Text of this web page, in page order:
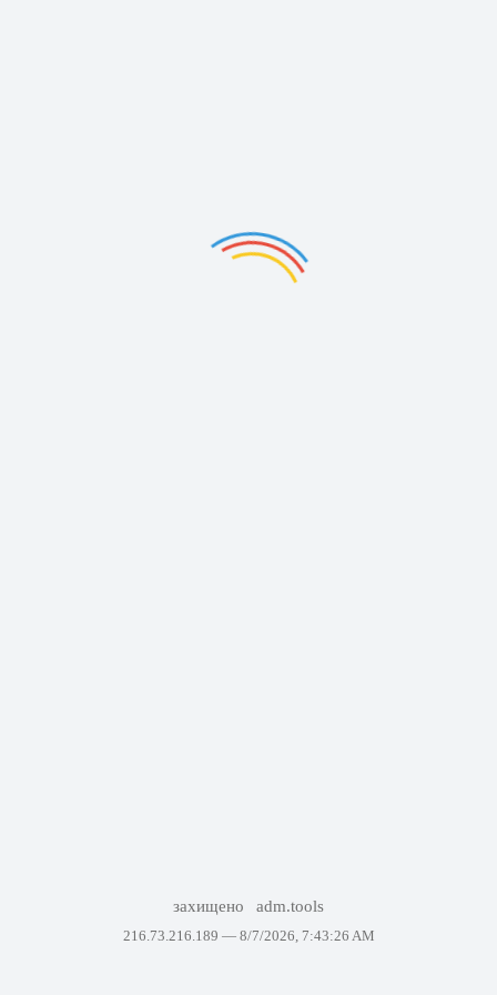
захищено adm.tools
216.73.216.189 — 8/7/2026, 7:43:26 AM